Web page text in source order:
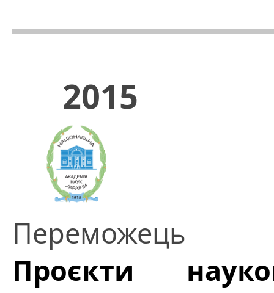
2015
Переможець
Проєкти